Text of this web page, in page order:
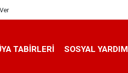
TABIRLERI SOSYAL YARDIM